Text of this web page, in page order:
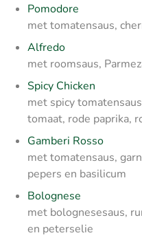
Pomodore
met tomatensaus,
Alfredo
met roomsaus,
Spicy Chicken
met spicy
tomaat, rode paprika,
Gamberi Rosso
met tomatensaus,
pepers en basilicum
Bolognese
met bolognesesaus,
en peterselie